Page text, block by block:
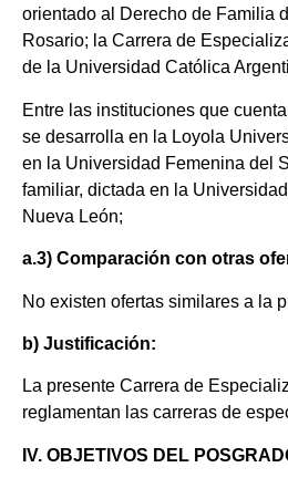
orientado al Derecho de Familia
Rosario; la Carrera de
de la Universidad Católica
Entre las instituciones que
se desarrolla en la Loyola
en la Universidad Femenina del
familiar, dictada en la
Nueva León;
a.3) Comparación con otras
No existen ofertas similares a la
b) Justificación:
La presente Carrera de
reglamentan las carreras de
IV. OBJETIVOS DEL